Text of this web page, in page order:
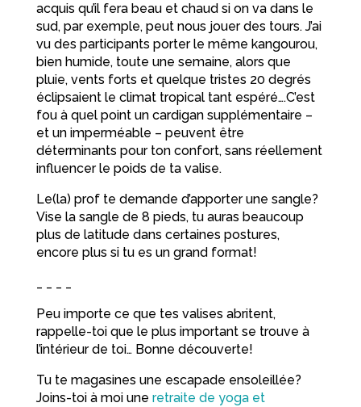
acquis qu’il fera beau et chaud si on va dans le
sud, par exemple, peut nous jouer des tours. J’ai
vu des participants porter le même kangourou,
bien humide, toute une semaine, alors que
pluie, vents forts et quelque tristes 20 degrés
éclipsaient le climat tropical tant espéré….C’est
fou à quel point un cardigan supplémentaire –
et un imperméable – peuvent être
déterminants pour ton confort, sans réellement
influencer le poids de ta valise.
Le(la) prof te demande d’apporter une sangle?
Vise la sangle de 8 pieds, tu auras beaucoup
plus de latitude dans certaines postures,
encore plus si tu es un grand format!
Peu importe ce que tes valises abritent,
rappelle-toi que le plus important se trouve à
l’intérieur de toi… Bonne découverte!
Tu te magasines une escapade ensoleillée?
Joins-toi à moi une retraite de yoga et